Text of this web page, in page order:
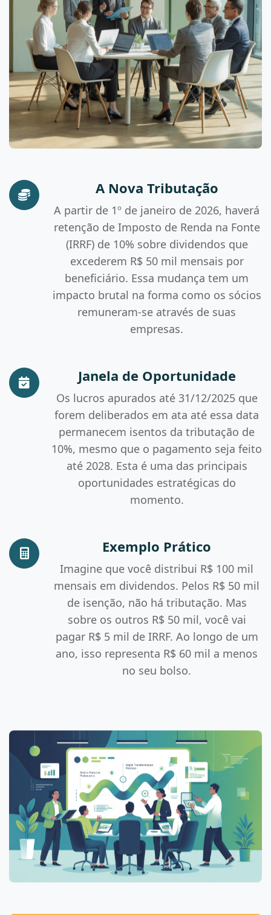
A Nova Tributação
A partir de 1º de janeiro de 2026, haverá
retenção de Imposto de Renda na Fonte
(IRRF) de 10% sobre dividendos que
excederem R$ 50 mil mensais por
beneficiário. Essa mudança tem um
impacto brutal na forma como os sócios
remuneram-se através de suas
empresas.
Janela de Oportunidade
Os lucros apurados até 31/12/2025 que
forem deliberados em ata até essa data
permanecem isentos da tributação de
10%, mesmo que o pagamento seja feito
até 2028. Esta é uma das principais
oportunidades estratégicas do
momento.
Exemplo Prático
Imagine que você distribui R$ 100 mil
mensais em dividendos. Pelos R$ 50 mil
de isenção, não há tributação. Mas
sobre os outros R$ 50 mil, você vai
pagar R$ 5 mil de IRRF. Ao longo de um
ano, isso representa R$ 60 mil a menos
no seu bolso.